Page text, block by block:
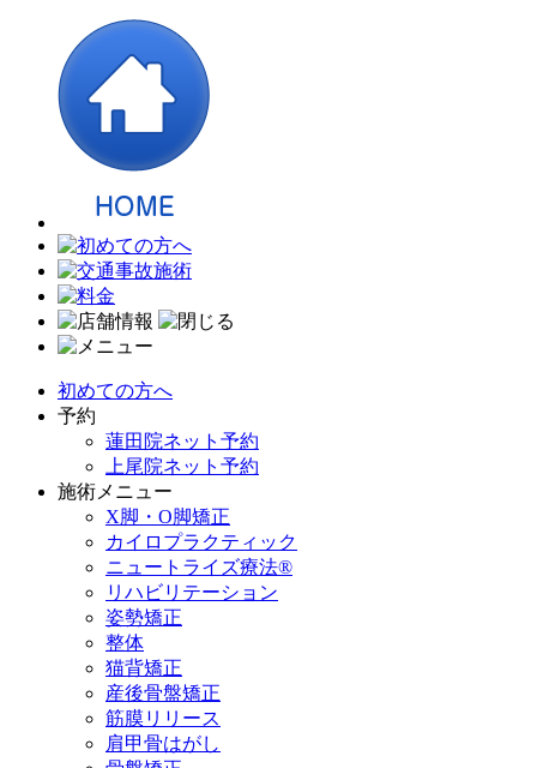
初めての方へ
予約
蓮田院ネット予約
上尾院ネット予約
施術メニュー
X脚・O脚矯正
カイロプラクティック
ニュートライズ療法®
リハビリテーション
姿勢矯正
整体
猫背矯正
産後骨盤矯正
筋膜リリース
肩甲骨はがし